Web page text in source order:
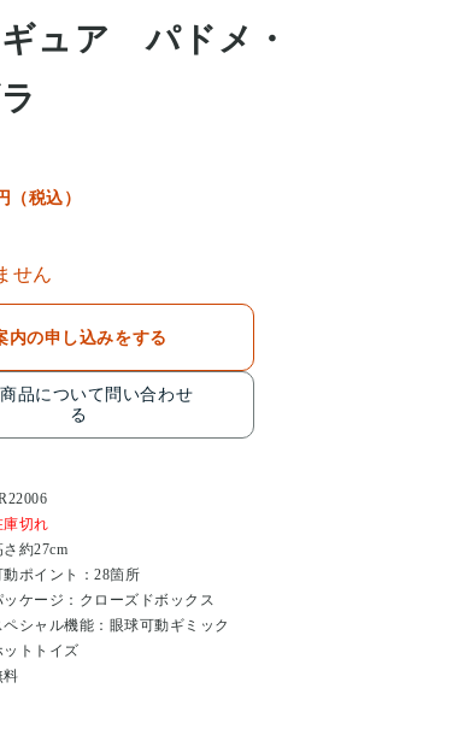
ュア パドメ・
（税込）
せん
内の申し込みをする
品について問い合わせ
る
庫切れ
さ約27cm
動ポイント：28箇所
ッケージ：クローズドボックス
ペシャル機能：眼球可動ギミック
ットトイズ
料